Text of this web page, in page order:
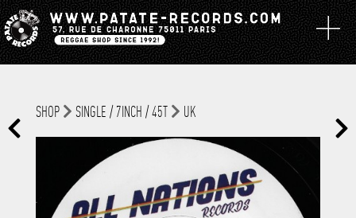
SHOP SINGLE / 7INCH / 45T UK